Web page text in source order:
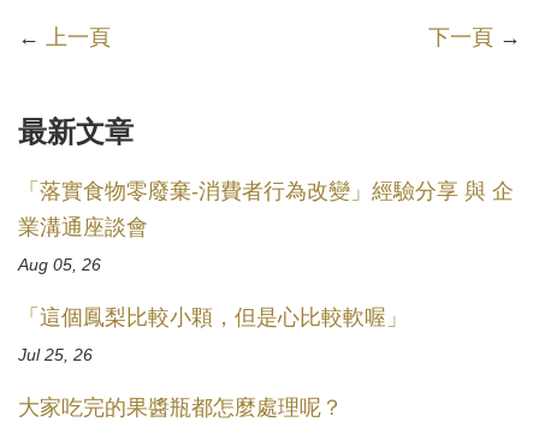
← 上一頁 下一頁 →
最新文章
「落實食物零廢棄-消費者行為改變」經驗分享 與 企
業溝通座談會
Aug 05, 26
「這個鳳梨比較小顆，但是心比較軟喔」
Jul 25, 26
大家吃完的果醬瓶都怎麼處理呢？